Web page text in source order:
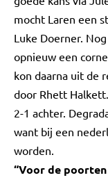
mocht Laren een
Luke Doerner.
opnieuw een
kon daarna uit de
door Rhett
2-1 achter.
want bij een
worden.
“Voor de poorten